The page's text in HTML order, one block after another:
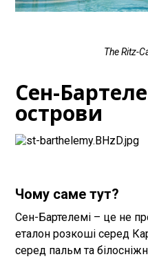
The Ritz-
Сен-
острови
Чому саме тут?
Сен-Бартелемі – це не
еталон розкоші серед
серед пальм та